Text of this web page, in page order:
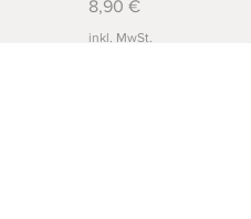
Preis
8,90 €
inkl. MwSt.